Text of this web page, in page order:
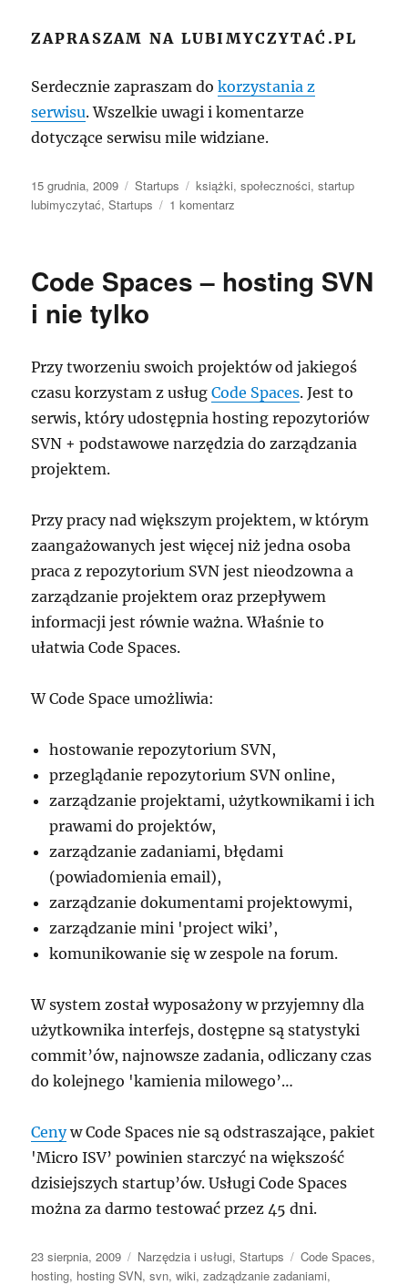
ZAPRASZAM NA LUBIMYCZYTAĆ.PL
Serdecznie zapraszam dokorzystania z
serwisu. Wszelkie uwagi i komentarze
dotyczące serwisu mile widziane.
Data
publikacji
15 grudnia, 2009 Kategorie
Startups Tagi
książki,społeczności,startup
lubimyczytać,Startups 1 komentarz
społeczność
czytelników!
Code Spaces – hosting SVN
i nie tylko
Przy tworzeniu swoich projektów od jakiegoś
czasu korzystam z usługCode Spaces. Jest to
serwis, który udostępnia hosting repozytoriów
SVN + podstawowe narzędzia do zarządzania
projektem.
Przy pracy nad większym projektem, w którym
zaangażowanych jest więcej niż jedna osoba
praca z repozytorium SVN jest nieodzowna a
zarządzanie projektem oraz przepływem
informacji jest równie ważna. Właśnie to
ułatwia Code Spaces.
W Code Space umożliwia:
hostowanie repozytorium SVN,
przeglądanie repozytorium SVN online,
zarządzanie projektami, użytkownikami i ich
prawami do projektów,
zarządzanie zadaniami, błędami
(powiadomienia email),
zarządzanie dokumentami projektowymi,
zarządzanie mini 'project wiki’,
komunikowanie się w zespole na forum.
W system został wyposażony w przyjemny dla
użytkownika interfejs, dostępne są statystyki
commit’ów, najnowsze zadania, odliczany czas
do kolejnego 'kamienia milowego’…
Cenyw Code Spaces nie są odstraszające, pakiet
'Micro ISV’ powinien starczyć na większość
dzisiejszych startup’ów. Usługi Code Spaces
można za darmo testować przez 45 dni.
Data
publikacji
23 sierpnia, 2009 Kategorie
Narzędzia i usługi,Startups Tagi
Code Spaces,
hosting, hosting SVN,svn,wiki,zadządzanie zadaniami,